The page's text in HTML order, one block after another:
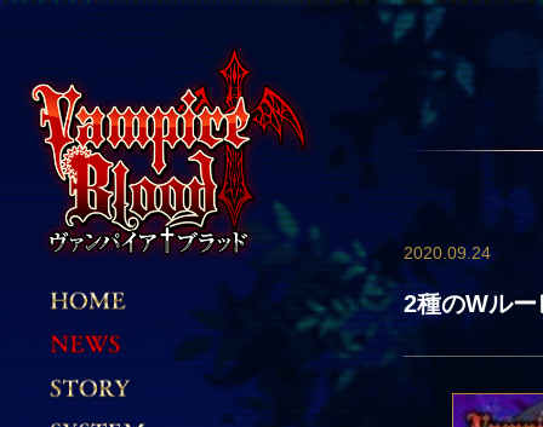
2020.09.24
2種のWル